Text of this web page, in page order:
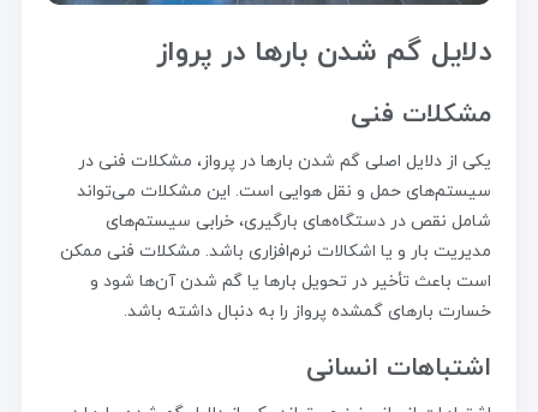
دلایل گم شدن بارها در پرواز
مشکلات فنی
یکی از دلایل اصلی گم شدن بارها در پرواز، مشکلات فنی در
سیستم‌های حمل و نقل هوایی است. این مشکلات می‌تواند
شامل نقص در دستگاه‌های بارگیری، خرابی سیستم‌های
مدیریت بار و یا اشکالات نرم‌افزاری باشد. مشکلات فنی ممکن
است باعث تأخیر در تحویل بارها یا گم شدن آن‌ها شود و
خسارت بارهای گمشده پرواز را به دنبال داشته باشد.
اشتباهات انسانی